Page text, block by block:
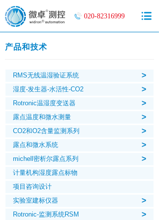
020-82316999
产品和技术
RMS无线温湿验证系统 >
湿度-发生器-水活性-CO2 >
Rotronic温湿度变送器 >
露点温度和微水测量 >
CO2和O2含量监测系列 >
露点和微水系统 >
michell密析尔露点系列 >
计量机构湿度露点标物
项目咨询设计
实验室建标仪器
>
Rotronic-监测系统RSM >